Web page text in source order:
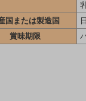
国または製造国
賞味期限